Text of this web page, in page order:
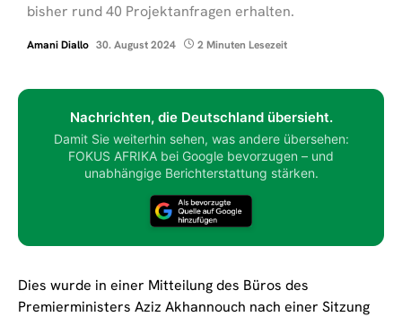
bisher rund 40 Projektanfragen erhalten.
Amani Diallo 30. August 2024 2 Minuten Lesezeit
Nachrichten, die Deutschland übersieht.
Damit Sie weiterhin sehen, was andere übersehen:
FOKUS AFRIKA bei Google bevorzugen – und
unabhängige Berichterstattung stärken.
Dies wurde in einer Mitteilung des Büros des
Premierministers Aziz Akhannouch nach einer Sitzung